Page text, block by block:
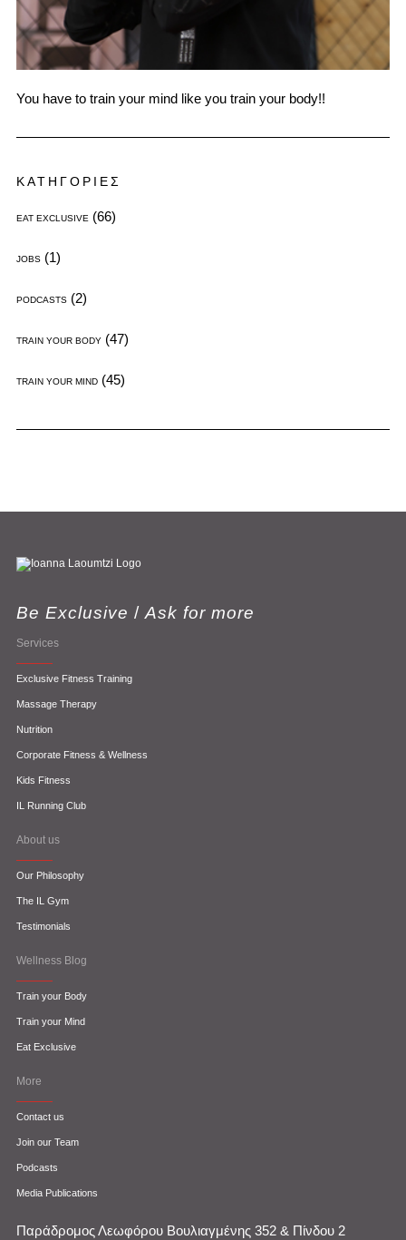
You have to train your mind like you train your body!!
ΚΑΤΗΓΟΡΙΕΣ
EAT EXCLUSIVE (66)
JOBS(1)
PODCASTS(2)
TRAIN YOUR BODY(47)
TRAIN YOUR MIND(45)
Be Exclusive / Ask for more
Services
Exclusive Fitness Training
Massage Therapy
Nutrition
Corporate Fitness & Wellness
Kids Fitness
IL Running Club
About us
Our Philosophy
The IL Gym
Testimonials
Wellness Blog
Train your Body
Train your Mind
Eat Exclusive
More
Contact us
Join our Team
Podcasts
Media Publications
Παράδρομος Λεωφόρου Βουλιαγμένης 352 & Πίνδου 2